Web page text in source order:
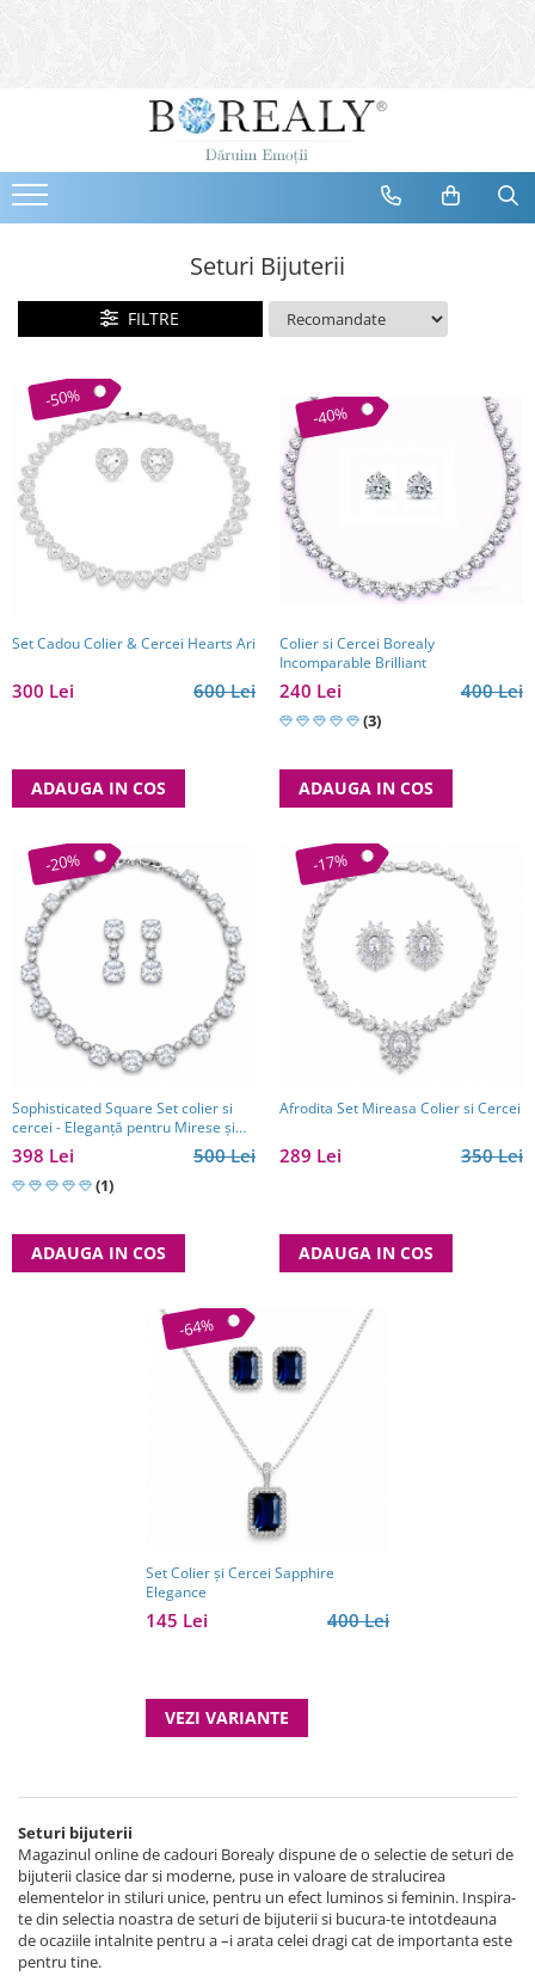
Bijuterii
Cercei
Bratari
Destinatari
Bijuterii Femei
Bijuterii Copii
Bijuterii Mirese
Selectii
Reduceri
Cele mai noi
Cele mai votate
Pret
100 Lei - 200 Lei
200 Lei - 300 Lei
500 Lei - 1000 Lei
1000 Lei +
Seturi Bijuterii
FILTRE
-50%
Set Cadou Colier & Cercei Hearts Ari
600 Lei
300 Lei
ADAUGA IN COS
-40%
Colier si Cercei Borealy
Incomparable Brilliant
400 Lei
240 Lei
(3)
ADAUGA IN COS
-20%
Sophisticated Square Set colier si
cercei - Eleganță pentru Mirese și
Cadou Premium
500 Lei
398 Lei
(1)
ADAUGA IN COS
-17%
Afrodita Set Mireasa Colier si Cercei
350 Lei
289 Lei
ADAUGA IN COS
-64%
Set Colier și Cercei Sapphire
Elegance
400 Lei
145 Lei
VEZI VARIANTE
Seturi bijuterii
Magazinul online de cadouri Borealy dispune de o selectie de seturi de
bijuterii clasice dar si moderne, puse in valoare de stralucirea
elementelor in stiluri unice, pentru un efect luminos si feminin. Inspira-
te din selectia noastra de seturi de bijuterii si bucura-te intotdeauna
de ocaziile intalnite pentru a –i arata celei dragi cat de importanta este
pentru tine.